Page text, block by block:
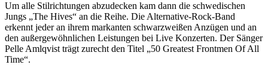
Um alle Stilrichtungen abzudecken kam dann die schwedischen
Jungs „The Hives“ an die Reihe. Die Alternative-Rock-Band
erkennt jeder an ihrem markanten schwarzweißen Anzügen und an
den außergewöhnlichen Leistungen bei Live Konzerten. Der Sänger
Pelle Amlqvist trägt zurecht den Titel „50 Greatest Frontmen Of All
Time“.